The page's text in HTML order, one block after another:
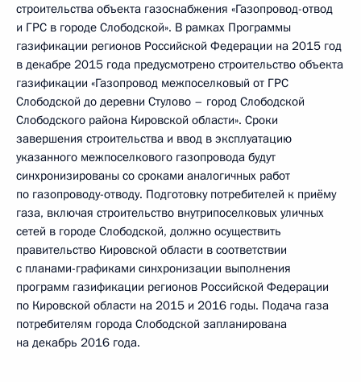
строительства объекта газоснабжения «Газопровод-отвод
и ГРС в городе Слободской». В рамках Программы
газификации регионов Российской Федерации на 2015 год
в декабре 2015 года предусмотрено строительство объекта
газификации «Газопровод межпоселковый от ГРС
Слободской до деревни Стулово – город Слободской
Слободского района Кировской области». Сроки
завершения строительства и ввод в эксплуатацию
указанного межпоселкового газопровода будут
синхронизированы со сроками аналогичных работ
по газопроводу-отводу. Подготовку потребителей к приёму
газа, включая строительство внутрипоселковых уличных
сетей в городе Слободской, должно осуществить
правительство Кировской области в соответствии
с планами-графиками синхронизации выполнения
программ газификации регионов Российской Федерации
по Кировской области на 2015 и 2016 годы. Подача газа
потребителям города Слободской запланирована
на декабрь 2016 года.